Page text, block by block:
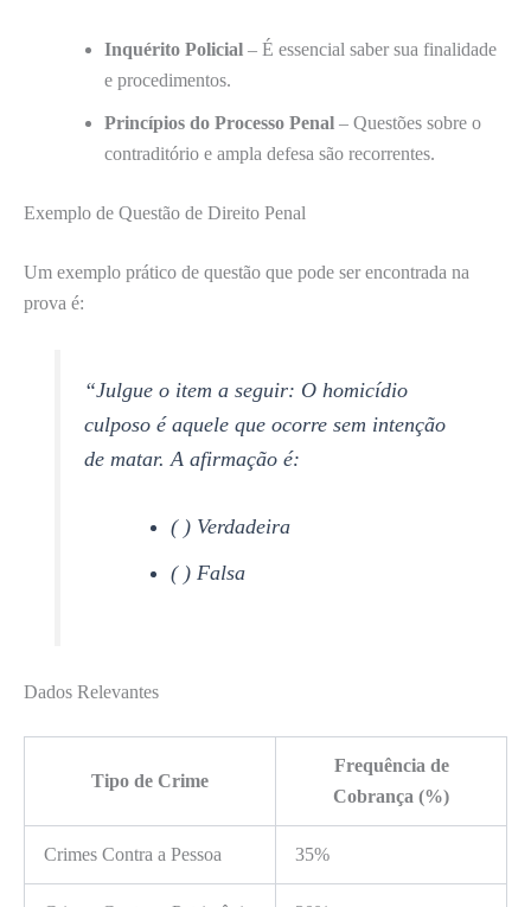
Inquérito Policial – É essencial saber sua finalidade
e procedimentos.
Princípios do Processo Penal – Questões sobre o
contraditório e ampla defesa são recorrentes.
Exemplo de Questão de Direito Penal
Um exemplo prático de questão que pode ser encontrada na
prova é:
“Julgue o item a seguir: O homicídio
culposo é aquele que ocorre sem intenção
de matar. A afirmação é:
( ) Verdadeira
( ) Falsa
Dados Relevantes
Tipo de Crime
Frequência de
Cobrança (%)
Crimes Contra a Pessoa 35%